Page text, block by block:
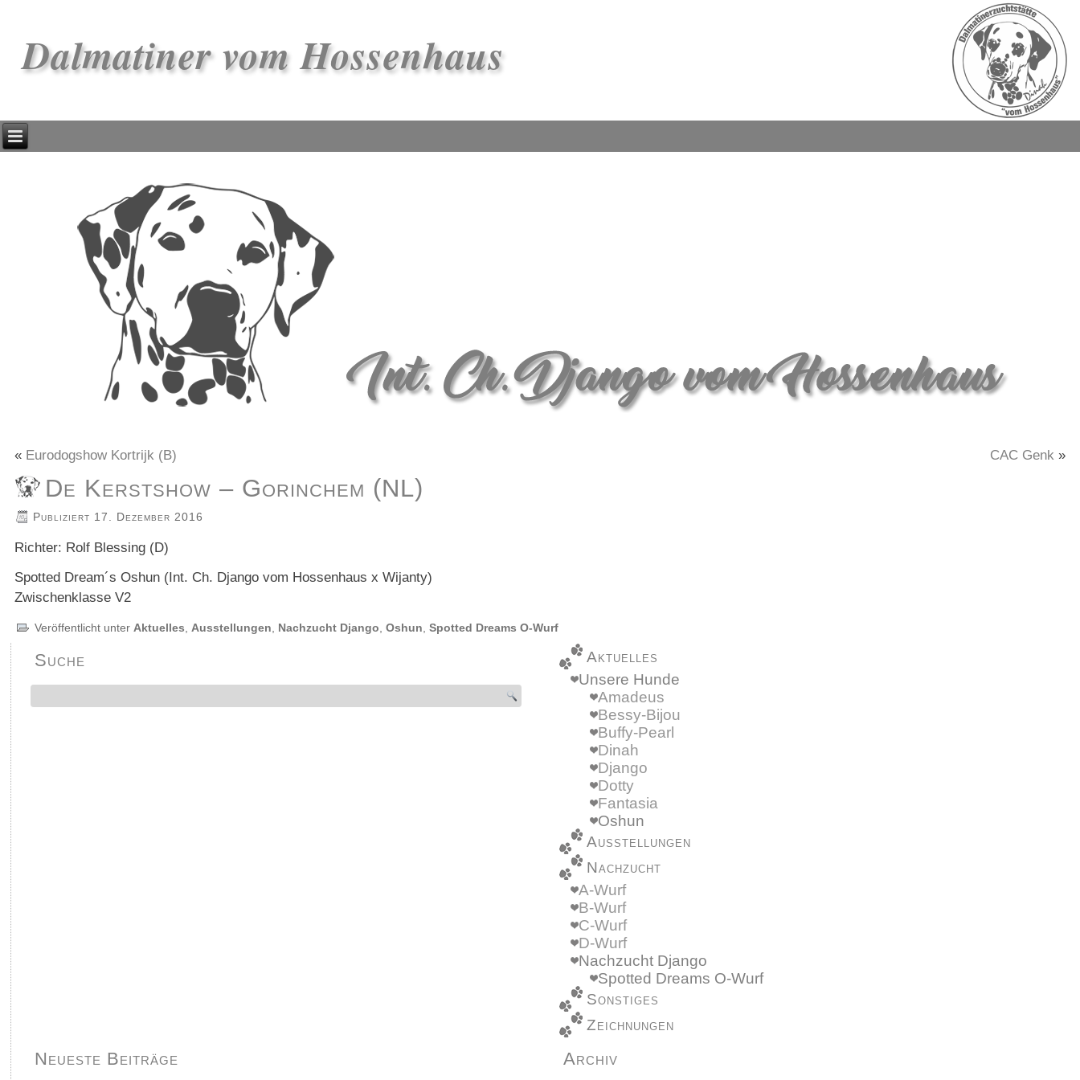
Dalmatiner vom Hossenhaus
« Eurodogshow Kortrijk (B) CAC Genk»
De Kerstshow – Gorinchem (NL)
Publiziert 17. Dezember 2016
Richter: Rolf Blessing (D)
Spotted Dream´s Oshun (Int. Ch. Django vom Hossenhaus x Wijanty)
Zwischenklasse V2
Veröffentlicht unter Aktuelles,Ausstellungen, Nachzucht Django,Oshun,Spotted Dreams O-Wurf
Suche
Aktuelles
Unsere Hunde
Amadeus
Bessy-Bijou
Buffy-Pearl
Dinah
Django
Dotty
Fantasia
Oshun
Ausstellungen
Nachzucht
A-Wurf
B-Wurf
C-Wurf
D-Wurf
Nachzucht Django
Spotted Dreams O-Wurf
Sonstiges
Zeichnungen
Neueste Beiträge Archiv